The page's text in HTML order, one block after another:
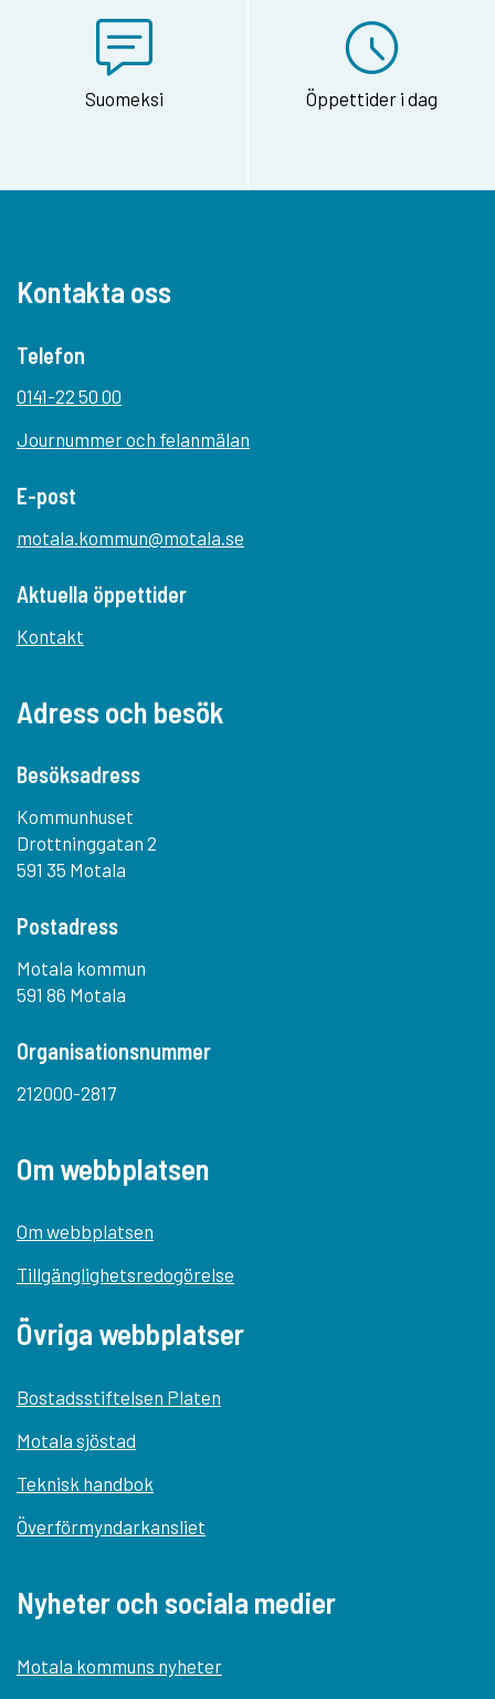
Suomeksi Öppettider i dag
Kontakta oss
Telefon
0141-22 50 00
Journummer och felanmälan
E-post
motala.kommun@motala.se
Aktuella öppettider
Kontakt
Adress och besök
Besöksadress
Kommunhuset
Drottninggatan 2
591 35 Motala
Postadress
Motala kommun
591 86 Motala
Organisationsnummer
212000-2817
Om webbplatsen
Om webbplatsen
Tillgänglighetsredogörelse
Övriga webbplatser
Bostadsstiftelsen Platen
Motala sjöstad
Teknisk handbok
Överförmyndarkansliet
Nyheter och sociala medier
Motala kommuns nyheter